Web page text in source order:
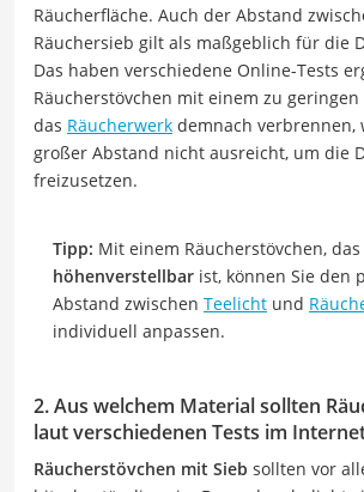
Räucherfläche. Auch der Abstand
Räuchersieb gilt als maßgeblich für die
Das haben verschiedene Online-Tests
Räucherstövchen mit einem zu
das Räucherwerk demnach verbrennen,
großer Abstand nicht ausreicht, um die
freizusetzen.
Tipp: Mit einem Räucherstövchen, das
höhenverstellbar ist, können Sie den
Abstand zwischen Teelicht und
individuell anpassen.
2. Aus welchem Material sollten
laut verschiedenen Tests im
Räucherstövchen mit Sieb sollten vor